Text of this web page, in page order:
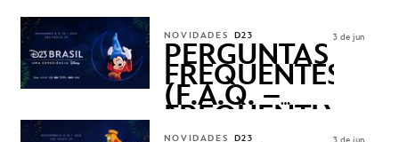
NOVIDADES D23
PERGUNTAS
FREQUENTES
(F.A.Q. –
FREQUENTLY
3 de jun
NOVIDADES D23 3 de jun